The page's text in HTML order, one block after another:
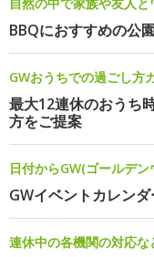
BBQにおすすめの公
GWおうちでの過ごし方
最大12連休のおうち
方をご提案
日付からGW(ゴールデ
GWイベントカレンダ
連休中の各機関の対応